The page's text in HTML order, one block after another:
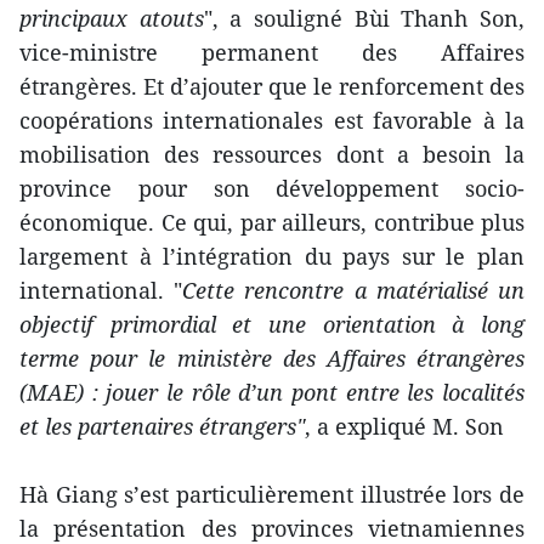
principaux atouts", a souligné Bùi Thanh Son,
vice-ministre permanent des Affaires
étrangères. Et d’ajouter que le renforcement des
coopérations internationales est favorable à la
mobilisation des ressources dont a besoin la
province pour son développement socio-
économique. Ce qui, par ailleurs, contribue plus
largement à l’intégration du pays sur le plan
international. "Cette rencontre a matérialisé un
objectif primordial et une orientation à long
terme pour le ministère des Affaires étrangères
(MAE) : jouer le rôle d’un pont entre les localités
et les partenaires étrangers", a expliqué M. Son
Hà Giang s’est particulièrement illustrée lors de
la présentation des provinces vietnamiennes